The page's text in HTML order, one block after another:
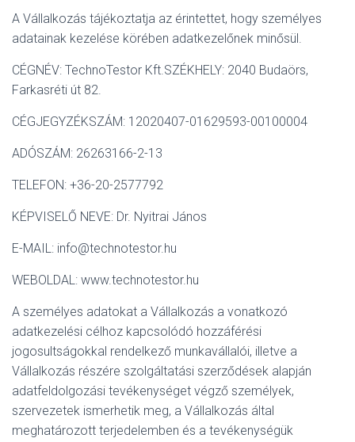
A Vállalkozás tájékoztatja az érintettet, hogy személyes
adatainak kezelése körében adatkezelőnek minősül.
CÉGNÉV: TechnoTestor Kft.SZÉKHELY: 2040 Budaörs,
Farkasréti út 82.
CÉGJEGYZÉKSZÁM: 12020407-01629593-00100004
ADÓSZÁM: 26263166-2-13
TELEFON: +36-20-2577792
KÉPVISELŐ NEVE: Dr. Nyitrai János
E-MAIL: info@technotestor.hu
WEBOLDAL: www.technotestor.hu
A személyes adatokat a Vállalkozás a vonatkozó
adatkezelési célhoz kapcsolódó hozzáférési
jogosultságokkal rendelkező munkavállalói, illetve a
Vállalkozás részére szolgáltatási szerződések alapján
adatfeldolgozási tevékenységet végző személyek,
szervezetek ismerhetik meg, a Vállalkozás által
meghatározott terjedelemben és a tevékenységük